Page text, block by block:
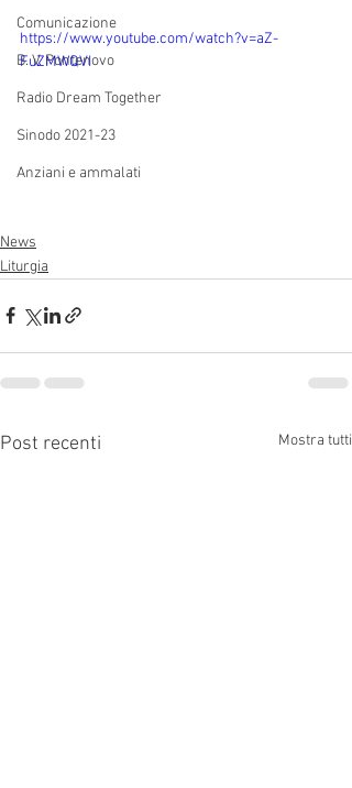
Comunicazione
B. V. Pontenovo
Radio Dream Together
Sinodo 2021-23
Anziani e ammalati
https://www.youtube.com/watch?v=aZ-
FuZMWQVI
News
Liturgia
Post recenti Mostra tutti